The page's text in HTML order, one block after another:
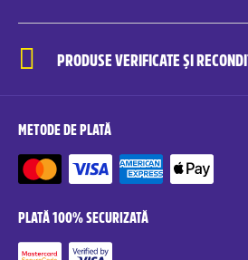
PRODUSE VERIFICATE ȘI
METODE DE PLATĂ
PLATĂ 100% SECURIZATĂ